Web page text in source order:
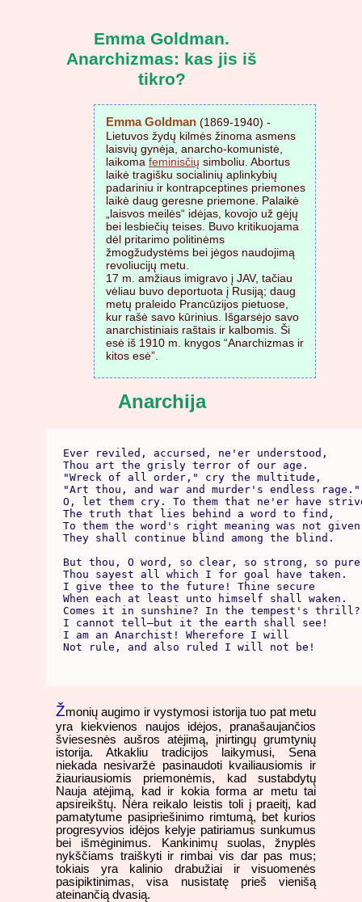
Emma Goldman.
Anarchizmas: kas jis iš
tikro?
Emma Goldman (1869-1940) -
Lietuvos žydų kilmės žinoma asmens
laisvių gynėja, anarcho-komunistė,
laikoma feminisčių simboliu. Abortus
laikė tragišku socialinių aplinkybių
padariniu ir kontrapceptines priemones
laikė daug geresne priemone. Palaikė
„laisvos meilės“ idėjas, kovojo už gėjų
bei lesbiečių teises. Buvo kritikuojama
dėl pritarimo politinėms
žmogžudystėms bei jėgos naudojimą
revoliucijų metu.
17 m. amžiaus imigravo į JAV, tačiau
vėliau buvo deportuota į Rusiją; daug
metų praleido Prancūzijos pietuose,
kur rašė savo kūrinius. Išgarsėjo savo
anarchistiniais raštais ir kalbomis. Ši
esė iš 1910 m. knygos “Anarchizmas ir
kitos esė”.
Anarchija
Ever reviled, accursed, ne'er understood,
Thou art the grisly terror of our age.
"Wreck of all order," cry the multitude,
"Art thou, and war and murder's endless rage."
O, let them cry. To them that ne'er have
The truth that lies behind a word to find,
To them the word's right meaning was not
They shall continue blind among the blind.
But thou, O word, so clear, so strong, so
Thou sayest all which I for goal have taken.
I give thee to the future! Thine secure
When each at least unto himself shall waken.
Comes it in sunshine? In the tempest's thrill?
I cannot tell–but it the earth shall see!
I am an Anarchist! Wherefore I will
Žmonių augimo ir vystymosi istorija tuo pat metu
yra kiekvienos naujos idėjos, pranašaujančios
šviesesnės aušros atėjimą, įnirtingų grumtynių
istorija. Atkakliu tradicijos laikymusi, Sena
niekada nesivaržė pasinaudoti kvailiausiomis ir
žiauriausiomis priemonėmis, kad sustabdytų
Nauja atėjimą, kad ir kokia forma ar metu tai
apsireikštų. Nėra reikalo leistis toli į praeitį, kad
pamatytume pasipriešinimo rimtumą, bet kurios
progresyvios idėjos kelyje patiriamus sunkumus
bei išmėginimus. Kankinimų suolas, žnyplės
nykščiams traiškyti ir rimbai vis dar pas mus;
tokiais yra kalinio drabužiai ir visuomenės
pasipiktinimas, visa nusistatę prieš vienišą
ateinančią dvasią.